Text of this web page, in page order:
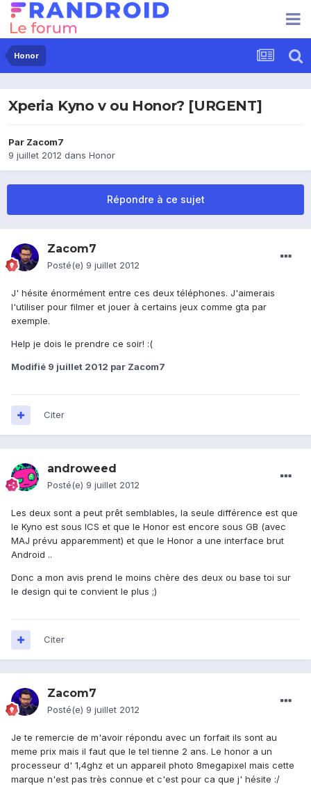
Honor
Xperia Kyno v ou Honor? [URGENT]
Par Zacom7
9 juillet 2012 dans Honor
Répondre à ce sujet
Zacom7
Posté(e) 9 juillet 2012
J' hésite énormément entre ces deux téléphones. J'aimerais
l'utiliser pour filmer et jouer à certains jeux comme gta par
exemple.
Help je dois le prendre ce soir! :(
Modifié 9 juillet 2012 par Zacom7
Citer
androweed
Posté(e) 9 juillet 2012
Les deux sont a peut prêt semblables, la seule différence est que
le Kyno est sous ICS et que le Honor est encore sous GB (avec
MAJ prévu apparemment) et que le Honor a une interface brut
Android ..
Donc a mon avis prend le moins chère des deux ou base toi sur
le design qui te convient le plus ;)
Citer
Zacom7
Posté(e) 9 juillet 2012
Je te remercie de m'avoir répondu avec un forfait ils sont au
meme prix mais il faut que le tel tienne 2 ans. Le honor a un
processeur d' 1,4ghz et un appareil photo 8megapixel mais cette
marque n'est pas très connue et c'est pour ca que j' hésite :/